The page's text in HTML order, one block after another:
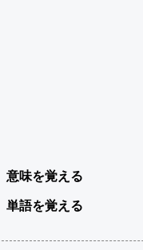
意味を覚える
単語を覚える